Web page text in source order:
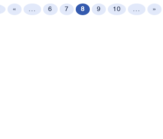
« ... 6 7 8 9 10 ... »